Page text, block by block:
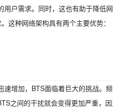
户需求。同时，这也有助于降低
这种网络架构具有两个主要优势：
速增加，BTS面临着巨大的挑战。
之间的干扰就会变得更加严重，